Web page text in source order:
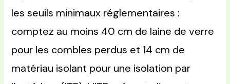
les seuils minimaux réglementaires :
comptez au moins 40 cm de laine de verre
pour les combles perdus et 14 cm de
matériau isolant pour une isolation par